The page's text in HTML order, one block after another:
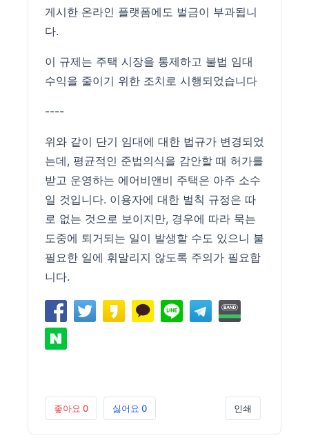
게시한 온라인 플랫폼에도 벌금이 부과됩니
다.
이 규제는 주택 시장을 통제하고 불법 임대
수익을 줄이기 위한 조치로 시행되었습니다
----
위와 같이 단기 임대에 대한 법규가 변경되었
는데, 평균적인 준법의식을 감안할 때 허가를
받고 운영하는 에어비앤비 주택은 아주 소수
일 것입니다. 이용자에 대한 벌칙 규정은 따
로 없는 것으로 보이지만, 경우에 따라 묵는
도중에 퇴거되는 일이 발생할 수도 있으니 불
필요한 일에 휘말리지 않도록 주의가 필요합
니다.
좋아요 0 싫어요 0 인쇄